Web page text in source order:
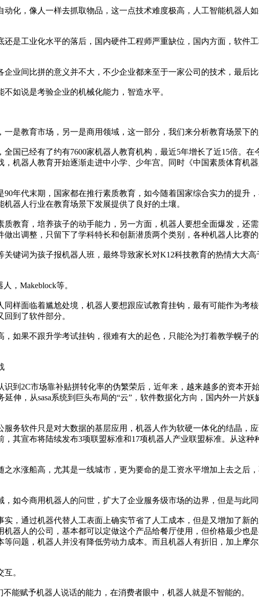
，像人一样去抓取物品，这一点技术难度极高，人工智能机器人如
工业化水平的落后，国内硬件工程师严重缺位，国内方面，软件
间比拼的意义并不大，不少企业都来至于一家公司的技术，最后比
说是考验企业的机械化能力，智造水平。
教育市场，另一是商用领域，这一部分，我们来分析教育场景下的
已经有了约有7600家机器人教育机构，最近5年增长了近15倍。在
，机器人教育开始逐渐走进中小学、少年宫。同时《中国素质体育机
代末期，国家都在推行素质教育，如今随着国家综合实力的提升
器人行业在教育场景下发展提供了良好的土壤。
育，培养孩子的动手能力，另一方面，机器人要想全面爆发，还
出调整，只留下了学科特长和创新潜质两个类别，各种机器人比赛的
词为孩子报机器人班，最终导致家长对K12科技教育的热情大大
，Makeblock等。
面临着尴尬处境，机器人要想跟应试教育挂钩，最有可能作为考
到了软件部分。
果不跟升学考试挂钩，很难有大的起色，只能沦为打着教学幌子
2C市场靠补贴拼转化率的伪繁荣后，近年来，越来越多的资本开
伸，从sasa系统到巨头布局的“云”，软件数据化方向，国内外一片
软件只是对大数据的基层应用，机器人作为软硬一体化的结晶，
其宣布将陆续发布3项联盟标准和17项机器人产业联盟标准。从这
涨船高，尤其是一线城市，更为要命的是工资水平增加上去之后
今商用机器人的问世，扩大了企业服务级市场的边界，但是与此同
，通过机器代替人工表面上确实节省了人工成本，但是又增加了新
机器人的公司，基本都可以定做这个产品给餐厅使用，但价格最少也
问题，机器人并没有降低劳动力成本。而且机器人有折旧，加上摩
。
赋予机器人说话的能力，在消费者眼中，机器人就是不智能的。